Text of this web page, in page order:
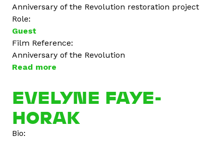
Anniversary of the Revolution restoration project
Role:
Guest
Film Reference:
Anniversary of the Revolution
Read more
o
u
t
EVELYNE FAYE-
HORAK
Bio: